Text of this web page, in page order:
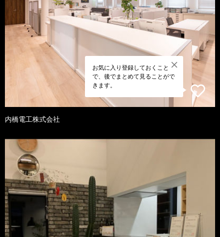
お気に入り登録しておくこと
で、後でまとめて見ることがで
きます。
内橋電工株式会社